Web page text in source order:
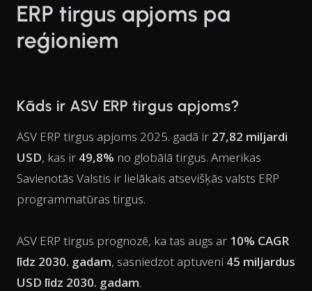
ERP tirgus apjoms pa
reģioniem
Kāds ir ASV ERP tirgus apjoms?
ASV ERP tirgus apjoms 2025. gadā ir 27,82 miljardi
USD, kas ir 49,8% no globālā tirgus. Amerikas
Savienotās Valstis ir lielākais atsevišķās valsts ERP
programmatūras tirgus.
ASV ERP tirgus prognozē, ka tas augs ar 10% CAGR
līdz 2030. gadam, sasniedzot aptuveni 45 miljardus
USD līdz 2030. gadam.